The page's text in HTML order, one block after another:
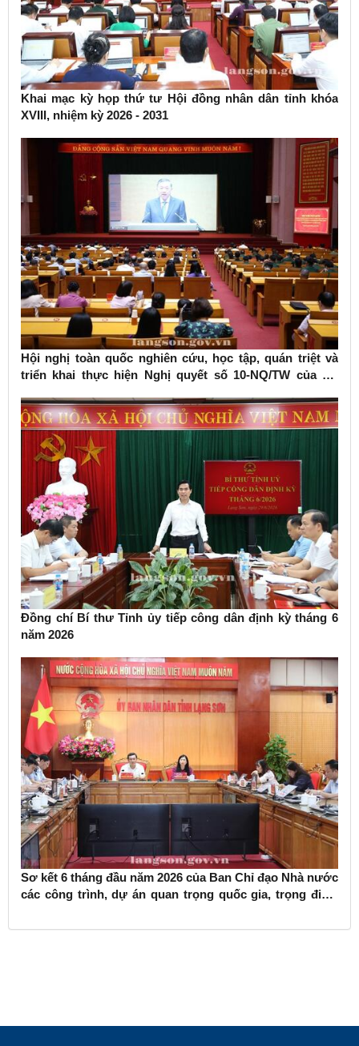
Khai mạc kỳ họp thứ tư Hội đồng nhân dân tỉnh khóa
XVIII, nhiệm kỳ 2026 - 2031
Hội nghị toàn quốc nghiên cứu, học tập, quán triệt và
triển khai thực hiện Nghị quyết số 10-NQ/TW của Bộ
Đồng chí Bí thư Tỉnh ủy tiếp công dân định kỳ tháng 6
năm 2026
Sơ kết 6 tháng đầu năm 2026 của Ban Chỉ đạo Nhà nước
các công trình, dự án quan trọng quốc gia, trọng điểm